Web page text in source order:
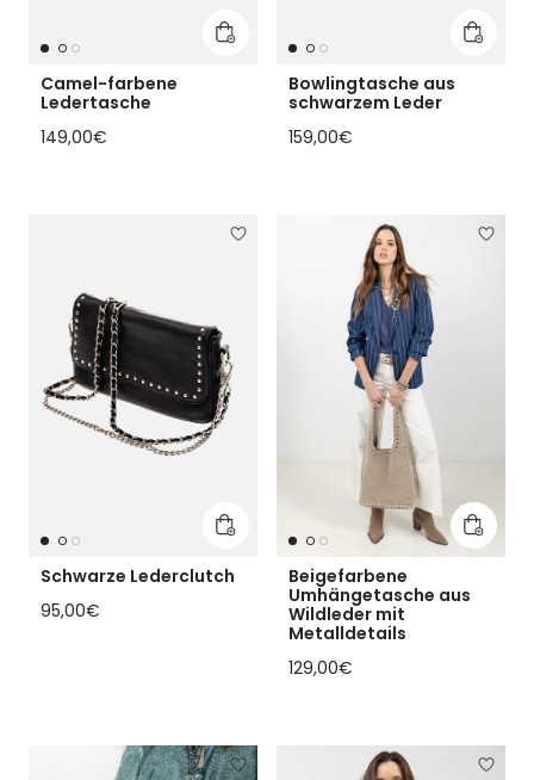
In den Warenkorb legen
Camel-farbene
Ledertasche
Regulärer Preis
149,00€
In den
Bowlingtasche aus
schwarzem Leder
Regulärer Preis
159,00€
In den Warenkorb legen
Schwarze Lederclutch
Regulärer Preis
95,00€
In den
Beigefarbene
Umhängetasche aus
Wildleder mit
Metalldetails
Regulärer Preis
129,00€